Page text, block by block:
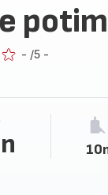
- /5 -